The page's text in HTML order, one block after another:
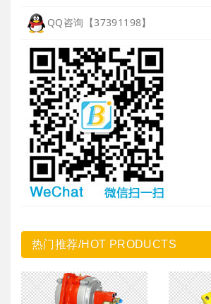
QQ咨询【37391198】
热门推荐/HOT PRODUCTS